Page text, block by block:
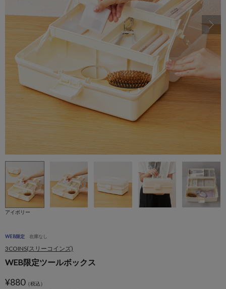
アイボリー
WEB限定 在庫なし
3COINS(スリーコインズ)
WEB限定ツールボックス
¥880（税込）